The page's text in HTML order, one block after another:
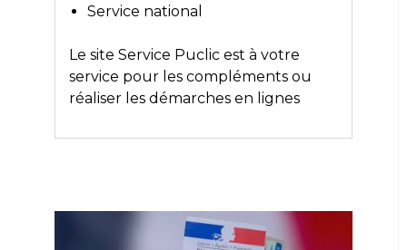
Service national
Le site Service Puclic est à votre
service pour les compléments ou
réaliser les démarches en lignes